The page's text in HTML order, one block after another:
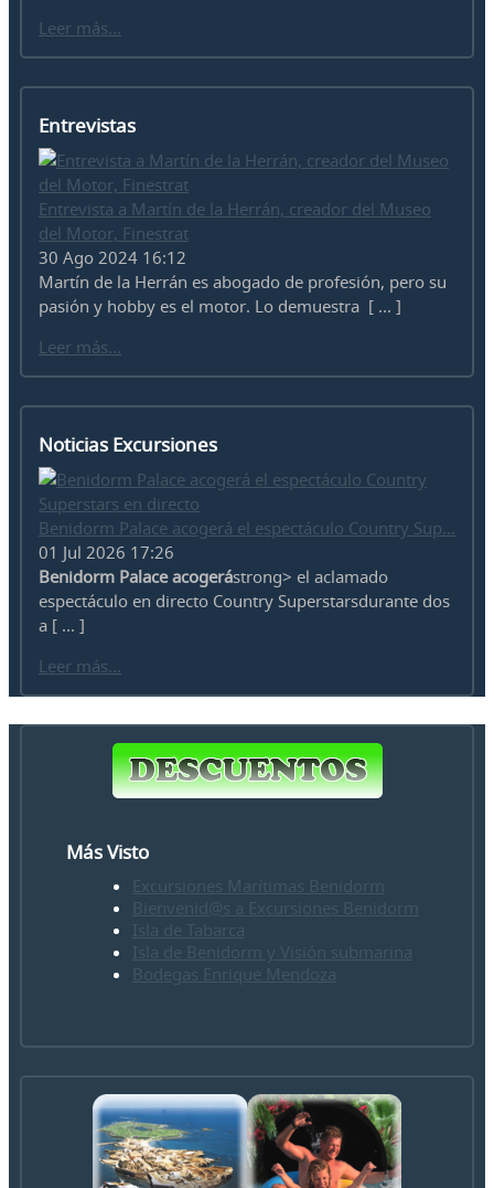
Leer más...
Entrevistas
Entrevista a Martín de la Herrán, creador del Museo
del Motor, Finestrat
30 Ago 2024 16:12
Martín de la Herrán es abogado de profesión, pero su
pasión y hobby es el motor. Lo demuestra [ ... ]
Leer más...
Noticias Excursiones
Benidorm Palace acogerá el espectáculo Country Sup...
01 Jul 2026 17:26
Benidorm Palace acogerástrong> el aclamado
espectáculo en directo Country Superstarsdurante dos
a [ ... ]
Leer más...
Más Visto
Excursiones Marítimas Benidorm
Bienvenid@s a Excursiones Benidorm
Isla de Tabarca
Isla de Benidorm y Visión submarina
Bodegas Enrique Mendoza